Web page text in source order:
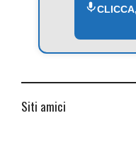
Siti amici